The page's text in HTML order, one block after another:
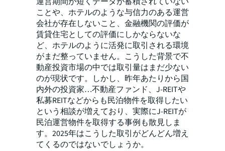
ことや、ホテルのような与信力のある運営
会社が存在しないこと、金融機関の評価が
賃貸住宅としての評価にしかならないな
ど、ホテルのように活発に取引される環境
がまだ整っていません。こうした背景で不
動産投資市場の中では取引量はまだ少ない
のが現状です。しかし、昨年あたりから国
内外の投資家…不動産ファンド、J-REITや
私募REITなどからも民泊物件を取得したい
という相談が増えており、実際にJ-REITが
民泊運営物件を取得する事例も散見しま
す。2025年はこうした取引がどんどん増え
てくるのではないでしょうか。